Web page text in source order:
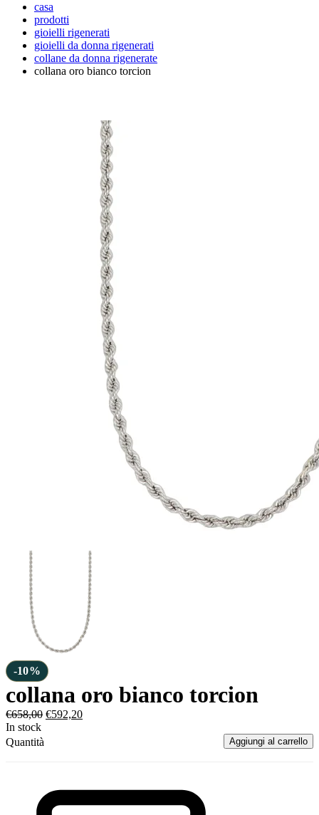
casa
prodotti
gioielli rigenerati
gioielli da donna rigenerati
collane da donna rigenerate
collana oro bianco torcion
-10%
collana oro bianco torcion
€658,00 €592,20
In stock
Quantità
Aggiungi al carrello